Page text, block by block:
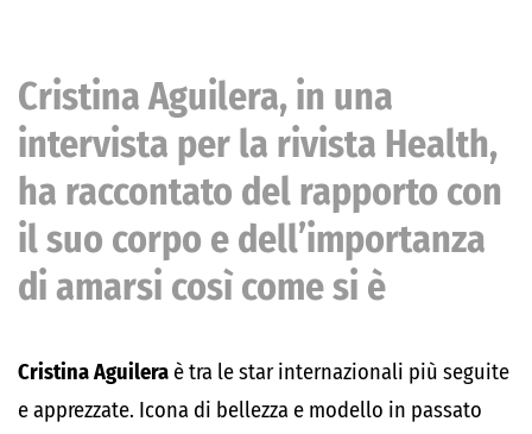
Cristina Aguilera, in una
intervista per la rivista Health,
ha raccontato del rapporto con
il suo corpo e dell’importanza
di amarsi così come si è
Cristina Aguilera è tra le star internazionali più seguite
e apprezzate. Icona di bellezza e modello in passato